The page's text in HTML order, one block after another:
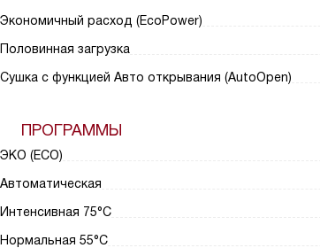
Экономичный расход (EcoPower)
Половинная загрузка
Сушка с функцией Авто открывания (AutoOpen)
ПРОГРАММЫ
ЭКО (ECO)
Автоматическая
Интенсивная 75°С
Нормальная 55°С